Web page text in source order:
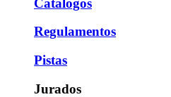
Catálogos
Regulamentos
Pistas
Jurados